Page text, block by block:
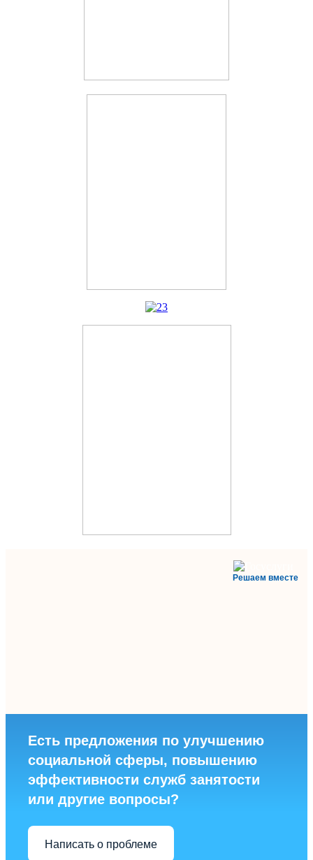
Решаем вместе
Есть предложения по улучшению
социальной сферы, повышению
эффективности служб занятости
или другие вопросы?
Написать о проблеме